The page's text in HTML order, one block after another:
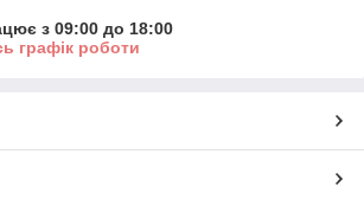
з 09:00 до 18:00
графік роботи